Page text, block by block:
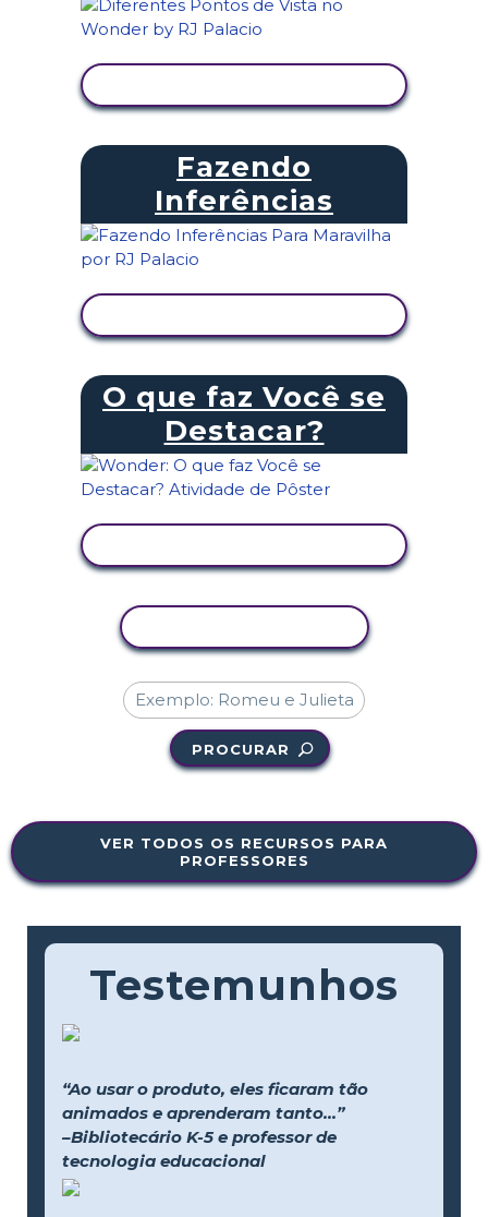
Fazendo
Inferências
O que faz Você se
Destacar?
PROCURAR
VER TODOS OS RECURSOS PARA
PROFESSORES
Testemunhos
“Ao usar o produto, eles ficaram tão
animados e aprenderam tanto...”
–Bibliotecário K-5 e professor de
tecnologia educacional